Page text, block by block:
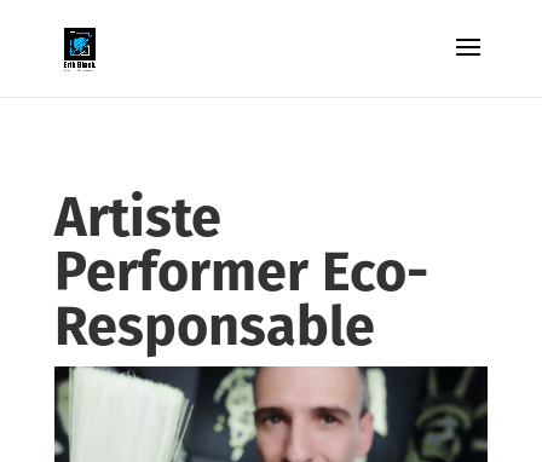
Artiste
Performer Eco-
Responsable